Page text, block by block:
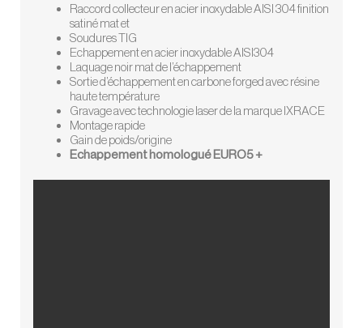
Raccord collecteur en acier inoxydable AISI 304 finition
satiné mat et
Soudures TIG
Echappement en acier inoxydable AISI304
Laquage noir mat de l’échappement
Sortie d’échappement en carbone forged avec résine
haute température
Gravage avec technologie laser de la marque IXRACE
Montage rapide
Gain de poids/origine
Echappement homologué EURO5 +